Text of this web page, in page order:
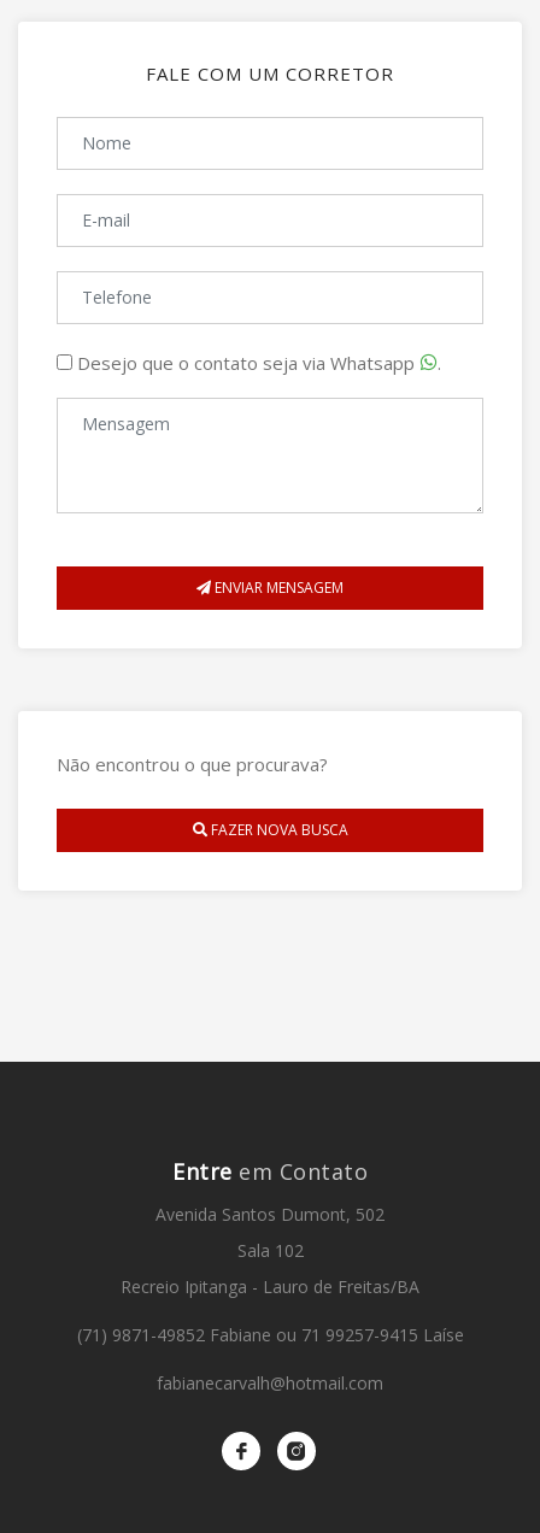
FALE COM UM CORRETOR
Desejo que o contato seja via Whatsapp .
ENVIAR MENSAGEM
Não encontrou o que procurava?
FAZER NOVA BUSCA
Entre em Contato
Avenida Santos Dumont, 502
Sala 102
Recreio Ipitanga - Lauro de Freitas/BA
(71) 9871-49852 Fabiane ou 71 99257-9415 Laíse
fabianecarvalh@hotmail.com